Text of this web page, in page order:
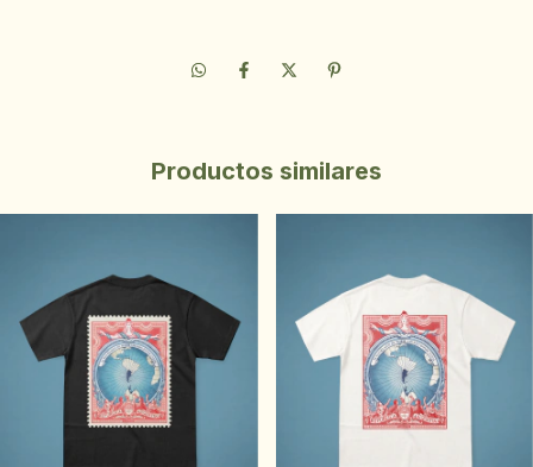
Productos similares